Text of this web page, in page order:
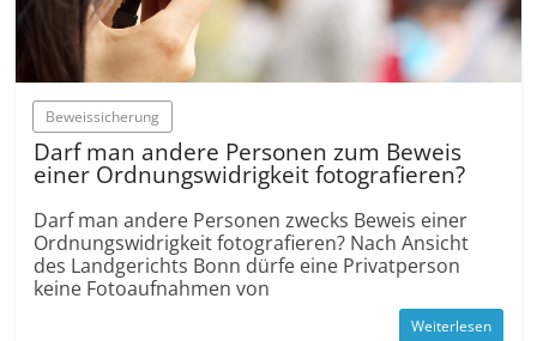
Beweissicherung
Darf man andere Personen zum Beweis
einer Ordnungswidrigkeit fotografieren?
Darf man andere Personen zwecks Beweis einer
Ordnungswidrigkeit fotografieren? Nach Ansicht
des Landgerichts Bonn dürfe eine Privatperson
keine Fotoaufnahmen von
Weiterlesen